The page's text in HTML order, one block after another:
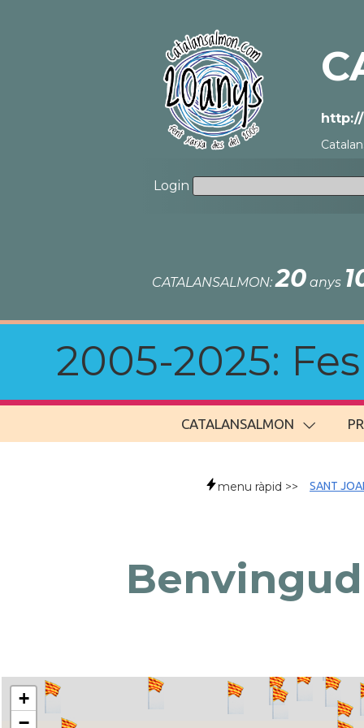
Login
CATALANSALMON:20 anys
2005-2025:
CATALANSALMON
menu ràpid >> SANT
+
−